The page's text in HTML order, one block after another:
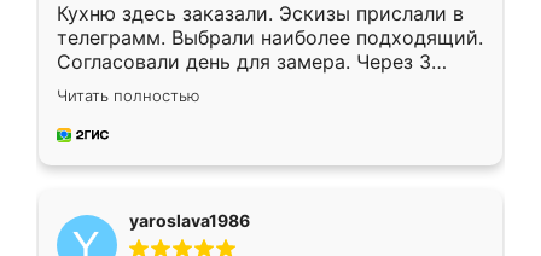
Кухню здесь заказали. Эскизы прислали в
телеграмм. Выбрали наиболее подходящий.
Согласовали день для замера. Через 3
недели кухня была уже готова. Остались
довольны работой. Спасибо Ренессанс
мебель за качественную работу!
Читать полностью
yaroslava1986